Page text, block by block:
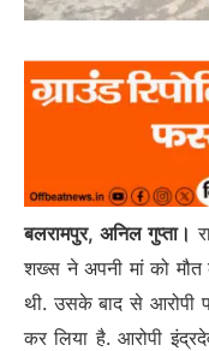
बलरामपुर, अनिल गुप्ता।
शख्स ने अपनी मां को मौत
थी. उसके बाद से आरोपी
कर लिया है. आरोपी